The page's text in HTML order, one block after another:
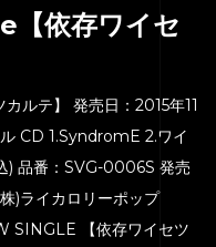
依存ワイセ
ルテ】 発売日：2015年11
CD 1.SyndromE 2.ワイ
) 品番：SVG-0006S 発売
)ライカロリーポップ
SINGLE 【依存ワイセツ